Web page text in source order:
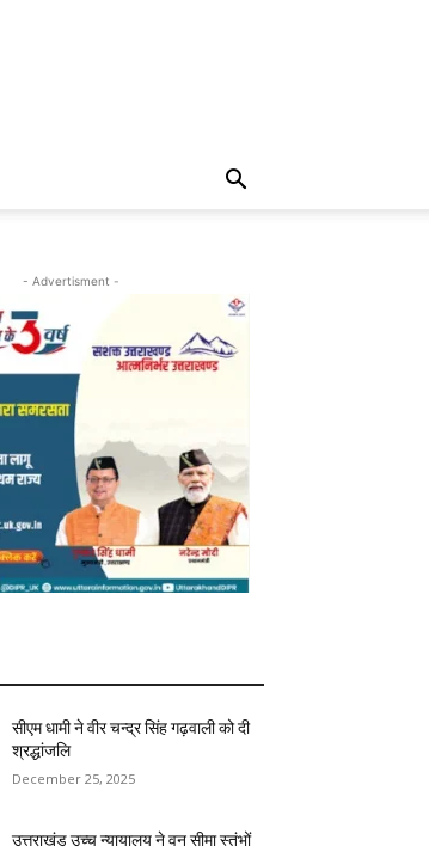
- Advertisment -
सीएम धामी ने वीर चन्द्र सिंह गढ़वाली को दी
श्रद्धांजलि
December 25, 2025
उत्तराखंड उच्च न्यायालय ने वन सीमा स्तंभों